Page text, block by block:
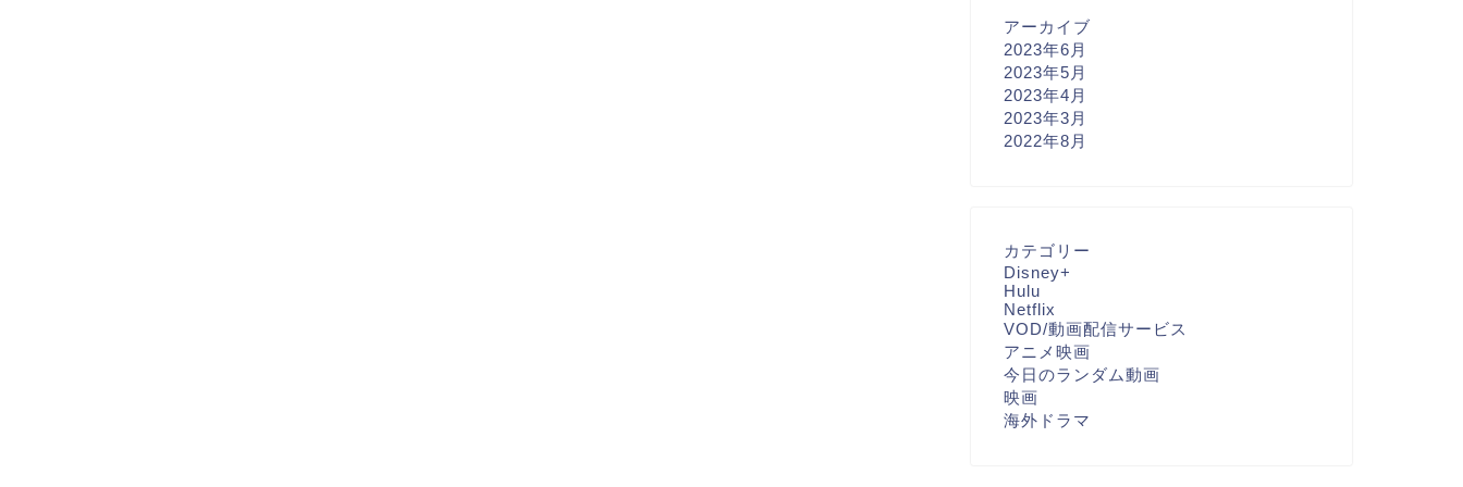
アーカイブ
2023年6月
2023年5月
2023年4月
2023年3月
2022年8月
カテゴリー
Disney+
Hulu
Netflix
VOD/動画配信サービス
アニメ映画
今日のランダム動画
映画
海外ドラマ